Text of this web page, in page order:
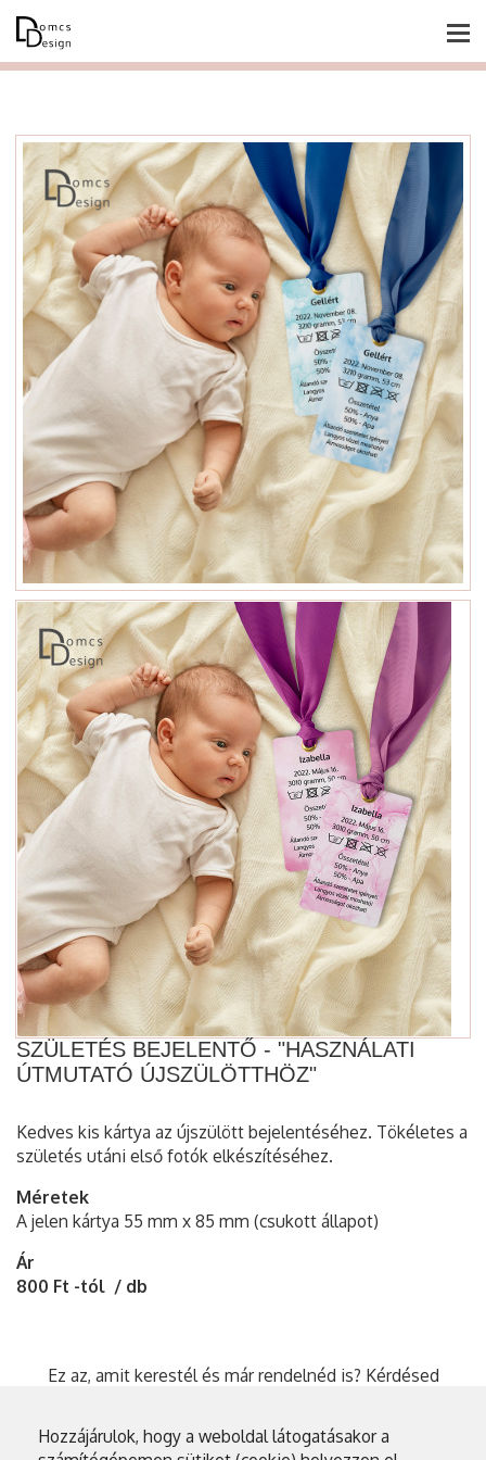
Főoldal
Esküvő
Baby & gyermek
Poszterek
Lánybúcsú / legénybúcsú
Grafikai tervezés
Fényképes ajándéktárgyak
Rendelés menete
Kapcsolat
SZÜLETÉS BEJELENTŐ - "HASZNÁLATI
ÚTMUTATÓ ÚJSZÜLÖTTHÖZ"
Kedves kis kártya az újszülött bejelentéséhez. Tökéletes a
születés utáni első fotók elkészítéséhez.
Méretek
A jelen kártya 55 mm x 85 mm (csukott állapot)
Ár
800 Ft -tól / db
Ez az, amit kerestél és már rendelnéd is? Kérdésed
megbeszéljük!
Hozzájárulok, hogy a weboldal látogatásakor a